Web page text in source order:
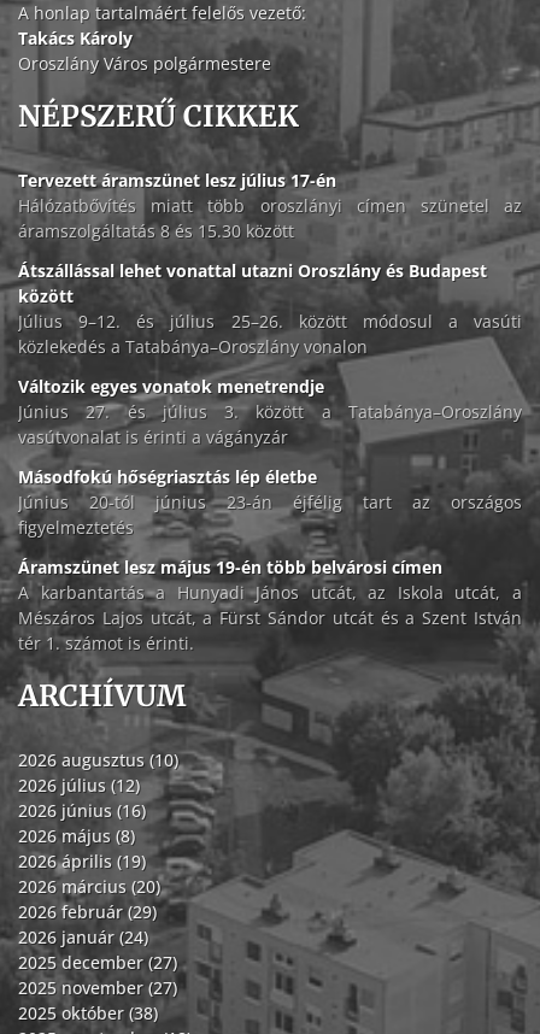
A honlap tartalmáért felelős vezető:
Takács Károly
Oroszlány Város polgármestere
NÉPSZERŰ CIKKEK
Tervezett áramszünet lesz július 17-én
Hálózatbővítés miatt több oroszlányi címen szünetel az
áramszolgáltatás 8 és 15.30 között
Átszállással lehet vonattal utazni Oroszlány és Budapest
között
Július 9–12. és július 25–26. között módosul a vasúti
közlekedés a Tatabánya–Oroszlány vonalon
Változik egyes vonatok menetrendje
Június 27. és július 3. között a Tatabánya–Oroszlány
vasútvonalat is érinti a vágányzár
Másodfokú hőségriasztás lép életbe
Június 20-tól június 23-án éjfélig tart az országos
figyelmeztetés
Áramszünet lesz május 19-én több belvárosi címen
A karbantartás a Hunyadi János utcát, az Iskola utcát, a
Mészáros Lajos utcát, a Fürst Sándor utcát és a Szent István
tér 1. számot is érinti.
ARCHÍVUM
2026 augusztus (10)
2026 július (12)
2026 június (16)
2026 május (8)
2026 április (19)
2026 március (20)
2026 február (29)
2026 január (24)
2025 december (27)
2025 november (27)
2025 október (38)